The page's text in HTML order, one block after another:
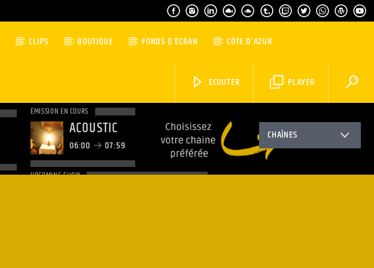
CLIPS BOUTIQUE FONDS D’ÉCRAN CÔTE D’AZUR
PLAYER
ECOUTER
EMISSION EN COURS
ACOUSTIC
06:00 07:59
UPCOMING SHOW
CHAÎNES